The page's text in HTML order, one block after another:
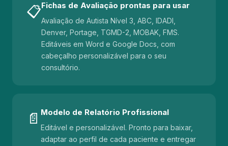
📋Fichas de Avaliação prontas para usar
Avaliação de Autista Nível 3, ABC, IDADI,
Denver, Portage, TGMD-2, MOBAK, FMS.
Editáveis em Word e Google Docs, com
cabeçalho personalizável para o seu
consultório.
📄 Modelo de Relatório Profissional
Editável e personalizável. Pronto para baixar,
adaptar ao perfil de cada paciente e entregar